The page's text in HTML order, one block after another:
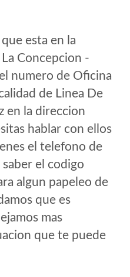
que esta en la
Concepcion -
numero de Oficina
de Linea De
en la direccion
hablar con ellos
el telefono de
saber el codigo
algun papeleo de
que es
mas
que te puede